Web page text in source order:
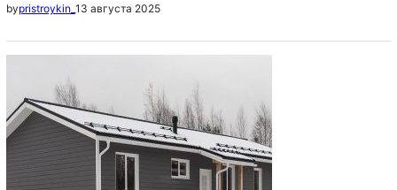
построить своими руками, пошаговая инструкция
Идеи планировки частных домов: схема
Характеристики крыш из профлиста и
металлочерепицы 2. Когда нужна шумоизоляция для
кровли под профнастил 3. Шумоизоляция
металлической кровли –…
bypristroykin_ 13 августа 2025